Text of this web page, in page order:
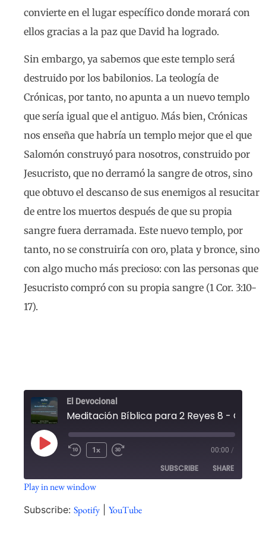
convierte en el lugar específico donde morará con
ellos gracias a la paz que David ha logrado.
Sin embargo, ya sabemos que este templo será
destruido por los babilonios. La teología de
Crónicas, por tanto, no apunta a un nuevo templo
que sería igual que el antiguo. Más bien, Crónicas
nos enseña que habría un templo mejor que el que
Salomón construyó para nosotros, construido por
Jesucristo, que no derramó la sangre de otros, sino
que obtuvo el descanso de sus enemigos al resucitar
de entre los muertos después de que su propia
sangre fuera derramada. Este nuevo templo, por
tanto, no se construiría con oro, plata y bronce, sino
con algo mucho más precioso: con las personas que
Jesucristo compró con su propia sangre (1 Cor. 3:10-
17).
El Devocional
1x 00:00 /
SUBSCRIBE SHARE
SHARE
Play in new window
Subscribe: Spotify| YouTube